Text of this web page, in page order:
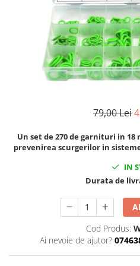
Dispozitive de sablat & accesorii
Dispozitive spalat piese
Dulapuri Bancuri Carucioare
Bancuri de lucru
Dulapuri pentru scule
Module scule
Aparate taiere cu plasma
Invertoare Sudura
Magneti fixare sudura
Tubulare de impact 3/4
Tubulare 1/2
Tubulare 1/2 bihexagonale
Tubulare 1/2 hexagonale
Tubulare 1/4
79,00 Lei
Un set de 270 de garnituri in
prevenirea scurgerilor in
IN
Durata de
Cod Produs:
Ai nevoie de ajutor?